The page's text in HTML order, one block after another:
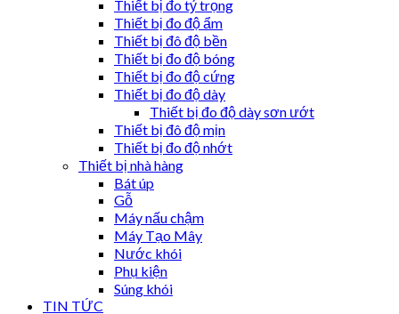
Thiết bị đo tỷ trọng
Thiết bị đo độ ẩm
Thiết bị đô độ bền
Thiết bị đo độ bóng
Thiết bị đo độ cứng
Thiết bị đo độ dày
Thiết bị đo độ dày sơn ướt
Thiết bị đô độ mịn
Thiết bị đo độ nhớt
Thiết bị nhà hàng
Bát úp
Gỗ
Máy nấu chậm
Máy Tạo Mây
Nước khói
Phụ kiện
Súng khói
TIN TỨC